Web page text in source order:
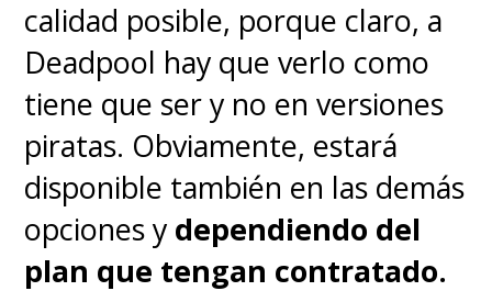
la mano de la historia
desarrollada por Aaron, "Jane"
se transforma en la Diosa del
Trueno, aunque su identidad
tardó en ser revelada.
Siendo digna de empuñar el
calidad posible, porque claro, a
Deadpool hay que verlo como
tiene que ser y no en versiones
piratas. Obviamente, estará
disponible también en las demás
opciones y dependiendo del
plan que tengan contratado.